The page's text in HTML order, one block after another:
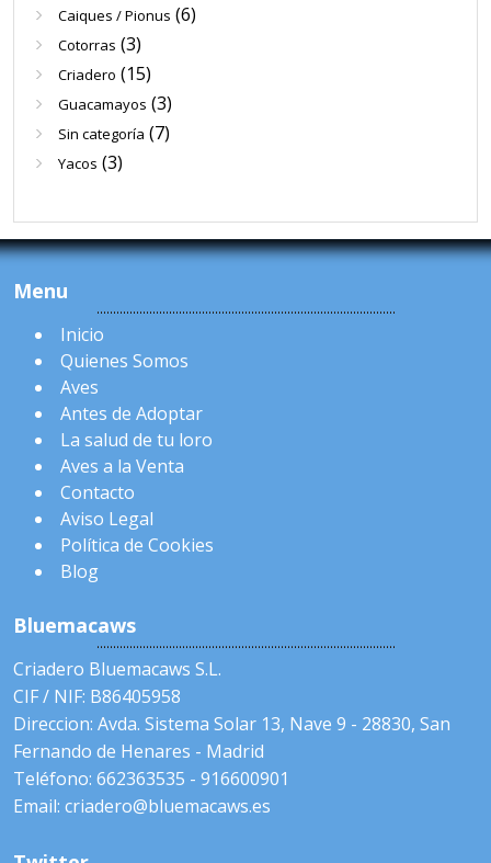
Caiques / Pionus (6)
Cotorras (3)
Criadero (15)
Guacamayos (3)
Sin categoría (7)
Yacos (3)
Menu
Inicio
Quienes Somos
Aves
Antes de Adoptar
La salud de tu loro
Aves a la Venta
Contacto
Aviso Legal
Política de Cookies
Blog
Bluemacaws
Criadero Bluemacaws S.L.
CIF / NIF: B86405958
Direccion: Avda. Sistema Solar 13, Nave 9 - 28830, San
Fernando de Henares - Madrid
Teléfono: 662363535 - 916600901
Email: criadero@bluemacaws.es